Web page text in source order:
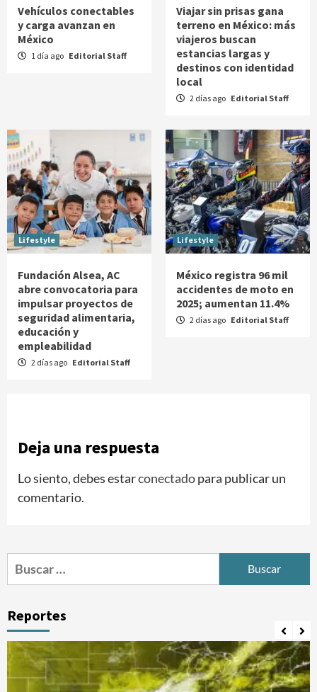
Vehículos conectables
y carga avanzan en
México
1 día ago Editorial Staff
Viajar sin prisas gana
terreno en México: más
viajeros buscan
estancias largas y
destinos con identidad
local
2 días ago Editorial Staff
Lifestyle
Fundación Alsea, AC
abre convocatoria para
impulsar proyectos de
seguridad alimentaria,
educación y
empleabilidad
2 días ago Editorial Staff
Lifestyle
México registra 96 mil
accidentes de moto en
2025; aumentan 11.4%
2 días ago Editorial Staff
Deja una respuesta
Lo siento, debes estarconectadopara publicar un
comentario.
Buscar:
Reportes